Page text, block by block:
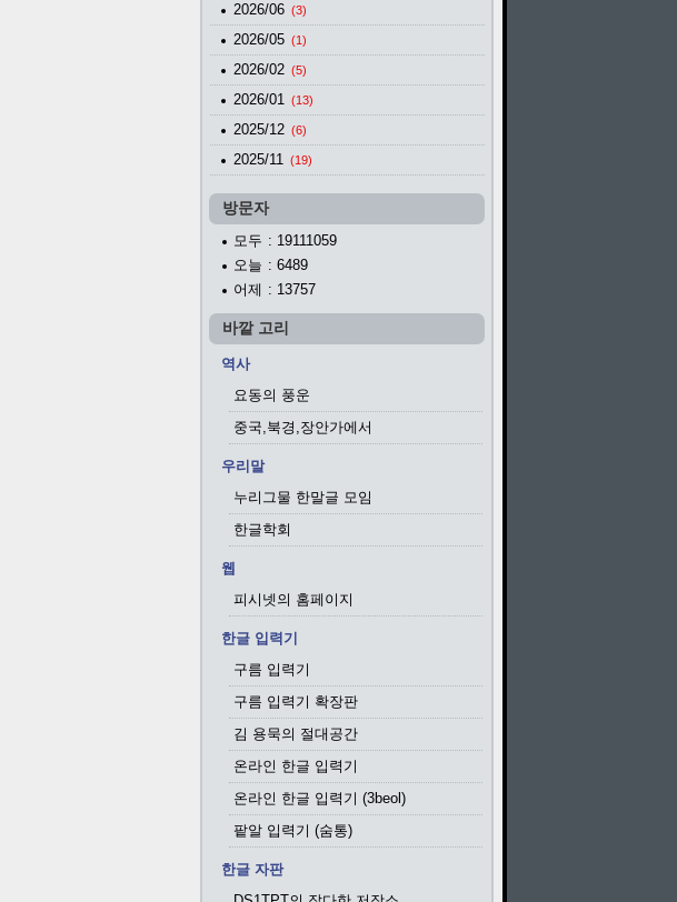
2026/06 (3)
2026/05 (1)
2026/02 (5)
2026/01 (13)
2025/12 (6)
2025/11 (19)
방문자
모두 : 19111059
오늘 : 6489
어제 : 13757
바깥 고리
역사
요동의 풍운
중국,북경,장안가에서
우리말
누리그물 한말글 모임
한글학회
웹
피시넷의 홈페이지
한글 입력기
구름 입력기
구름 입력기 확장판
김 용묵의 절대공간
온라인 한글 입력기
온라인 한글 입력기 (3beol)
팥알 입력기 (숨통)
한글 자판